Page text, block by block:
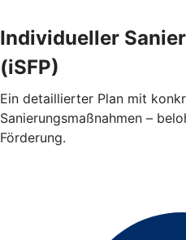
Individueller
(iSFP)
Ein detaillierter Plan mit
Sanierungsmaßnahmen –
Förderung.